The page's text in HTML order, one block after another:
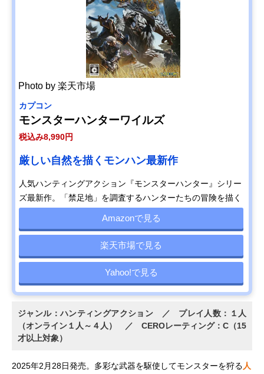
Photo by 楽天市場
カプコン
モンスターハンターワイルズ
税込み8,990円
厳しい自然を描くモンハン最新作
人気ハンティングアクション『モンスターハンター』シリー
ズ最新作。「禁足地」を調査するハンターたちの冒険を描く
Amazonで見る
楽天市場で見る
Yahoo!で見る
ジャンル：ハンティングアクション ／ プレイ人数：１人
（オンライン１人～４人） ／ CEROレーティング：C（15
才以上対象）
2025年2月28日発売。多彩な武器を駆使してモンスターを狩る 人